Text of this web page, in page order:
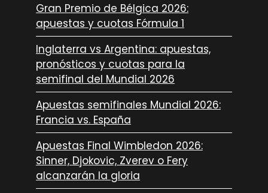
Gran Premio de Bélgica 2026:
apuestas y cuotas Fórmula 1
Inglaterra vs Argentina: apuestas,
pronósticos y cuotas para la
semifinal del Mundial 2026
Apuestas semifinales Mundial 2026:
Francia vs. España
Apuestas Final Wimbledon 2026:
Sinner, Djokovic, Zverev o Fery
alcanzarán la gloria